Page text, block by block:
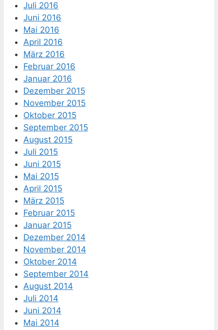
Juli 2016
Juni 2016
Mai 2016
April 2016
März 2016
Februar 2016
Januar 2016
Dezember 2015
November 2015
Oktober 2015
September 2015
August 2015
Juli 2015
Juni 2015
Mai 2015
April 2015
März 2015
Februar 2015
Januar 2015
Dezember 2014
November 2014
Oktober 2014
September 2014
August 2014
Juli 2014
Juni 2014
Mai 2014